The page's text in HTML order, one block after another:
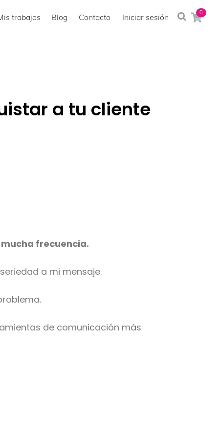
0
trabajos Blog Contacto Iniciar sesión
a tu cliente
frecuencia.
a mi mensaje.
de comunicación más